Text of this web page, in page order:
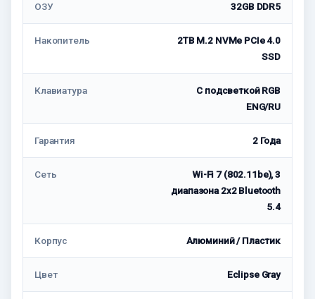
ОЗУ 32GB DDR5
Накопитель
2TB M.2 NVMe PCIe 4.0
SSD
Клавиатура
С подсветкой RGB
ENG/RU
Гарантия 2 Годa
Сеть
Wi-Fi 7 (802.11be), 3
диапазона 2x2 Bluetooth
5.4
Корпус Алюминий / Пластик
Цвет Eclipse Gray